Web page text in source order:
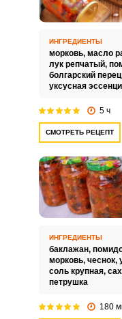
ИНГРЕДИЕНТЫ
морковь, масло
лук репчатый,
болгарский
уксусная
5 ч
СМОТРЕТЬ РЕЦЕПТ
ИНГРЕДИЕНТЫ
баклажан,
морковь, чеснок,
соль крупная,
петрушка
180